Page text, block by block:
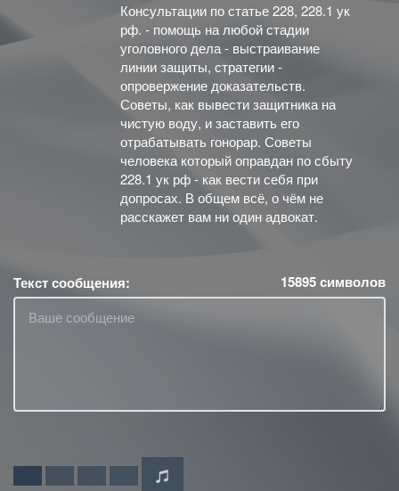
Консультации по статье 228, 228.1 ук
рф. - помощь на любой стадии
уголовного дела - выстраивание
линии защиты, стратегии -
опровержение доказательств.
Советы, как вывести защитника на
чистую воду, и заставить его
отрабатывать гонорар. Советы
человека который оправдан по сбыту
228.1 ук рф - как вести себя при
допросах. В общем всё, о чём не
расскажет вам ни один адвокат.
Текст сообщения: 15895символов